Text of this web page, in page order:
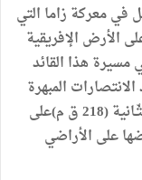
في معركة زاما التي
خريف سنـة 202 ق.م على الأرض الإفريقية
مسيرة هذا القائد
المبهرة
التي حقّقها منذ بداية الحـرب البونيّة الثّـانية (218 ق م)على
على الأراضي